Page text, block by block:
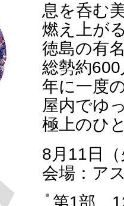
息を呑む
燃え上が
徳島の有
総勢約
年に一度
屋内でゆ
極上のひ
8月11日
会場：ア
第1部